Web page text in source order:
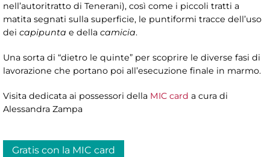
nell’autoritratto di Tenerani), così come i piccoli tratti a
matita segnati sulla superficie, le puntiformi tracce dell’uso
dei capipunta e della camicia.
Una sorta di “dietro le quinte” per scoprire le diverse fasi di
lavorazione che portano poi all’esecuzione finale in marmo.
Visita dedicata ai possessori della MIC card a cura di
Alessandra Zampa
Gratis con la MIC card